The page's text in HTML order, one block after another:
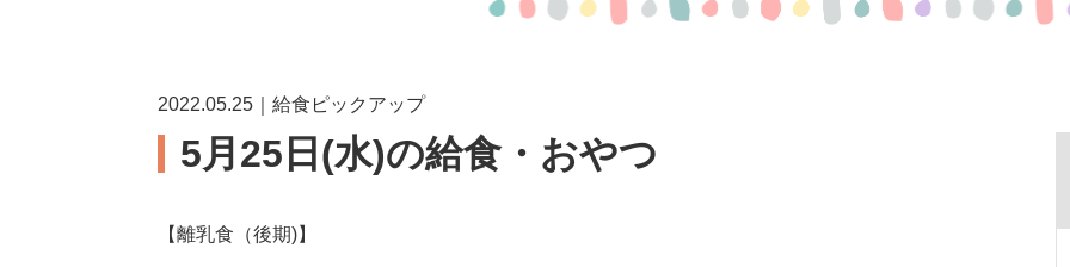
2022.05.25｜給食ピックアップ
5月25日(水)の給食・おやつ
【離乳食（後期)】